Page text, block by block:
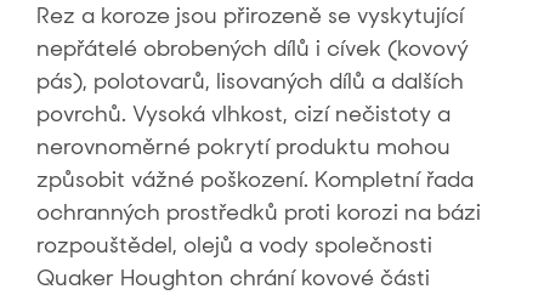
Rez a koroze jsou přirozeně se vyskytující
nepřátelé obrobených dílů i cívek (kovový
pás), polotovarů, lisovaných dílů a dalších
povrchů. Vysoká vlhkost, cizí nečistoty a
nerovnoměrné pokrytí produktu mohou
způsobit vážné poškození. Kompletní řada
ochranných prostředků proti korozi na bázi
rozpouštědel, olejů a vody společnosti
Quaker Houghton chrání kovové části